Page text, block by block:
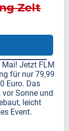
Zelt
Mai! Jetzt FLM
für nur 79,99
Euro. Das
Sonne und
leicht
Event.